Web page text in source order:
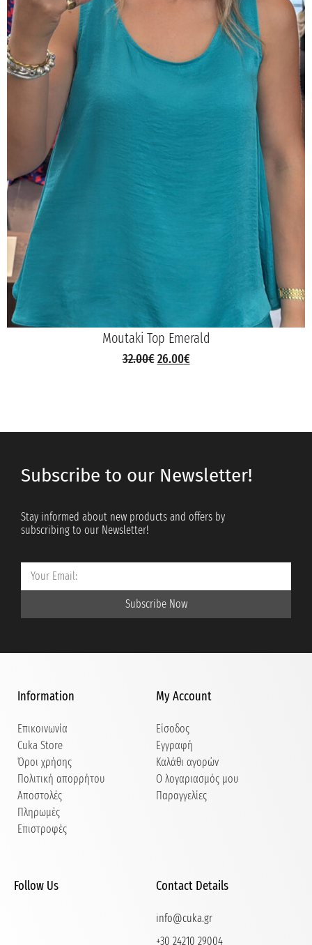
Moutaki Top Emerald
32.00€ 26.00€
Subscribe to our Newsletter!
Stay informed about new products and offers by
subscribing to our Newsletter!
Subscribe Now
Information
Επικοινωνία
Cuka Store
Όροι χρήσης
Πολιτική απορρήτου
Αποστολές
Πληρωμές
Επιστροφές
My Account
Είσοδος
Εγγραφή
Καλάθι αγορών
Ο λογαριασμός μου
Παραγγελίες
Follow Us Contact Details
info@cuka.gr
+30 24210 29004